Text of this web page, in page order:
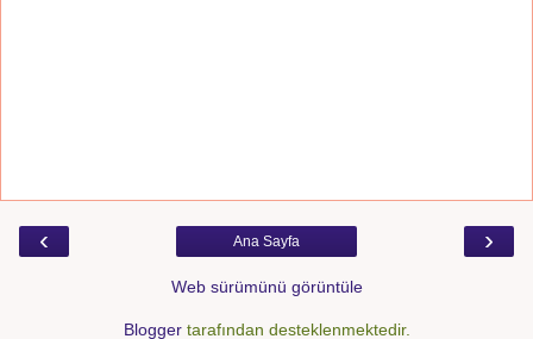
‹ ›
Ana Sayfa
Web sürümünü görüntüle
Bloggertarafından desteklenmektedir.